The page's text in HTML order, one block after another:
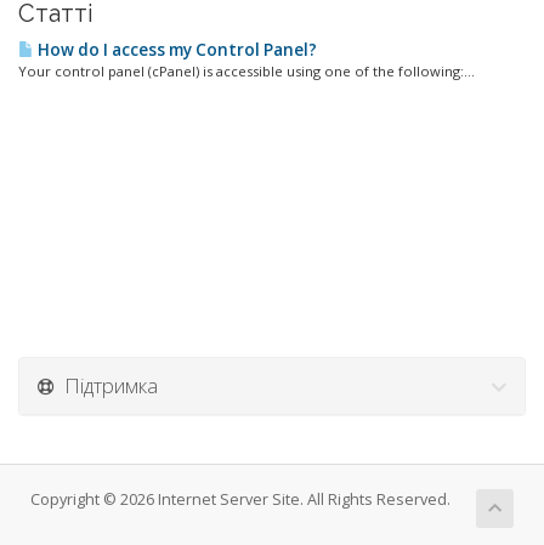
Статті
How do I access my Control Panel?
Your control panel (cPanel) is accessible using one of the following:...
Підтримка
Copyright © 2026 Internet Server Site. All Rights Reserved.